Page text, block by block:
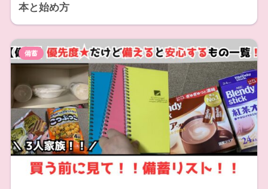
本と始め方
備蓄